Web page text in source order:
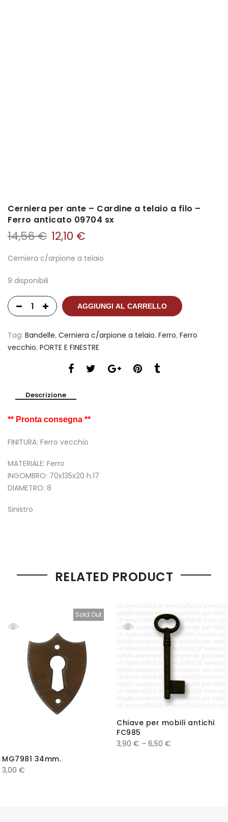
Cerniera per ante – Cardine a telaio a filo –
Ferro anticato 09704 sx
14,56€ 12,10 €
Cerniera c/arpione a telaio
9 disponibili
AGGIUNGI AL CARRELLO
Tag: Bandelle, Cerniera c/arpione a telaio, Ferro, Ferro
vecchio, PORTE E FINESTRE
Descrizione
** Pronta consegna **
FINITURA: Ferro vecchio
MATERIALE: Ferro
INGOMBRO: 70x135x20 h.17
DIAMETRO: 8
Sinistro
RELATED PRODUCT
Sold Out
MG7981 34mm.
3,00 €
Chiave per mobili antichi
FC985
3,90 € – 6,50 €